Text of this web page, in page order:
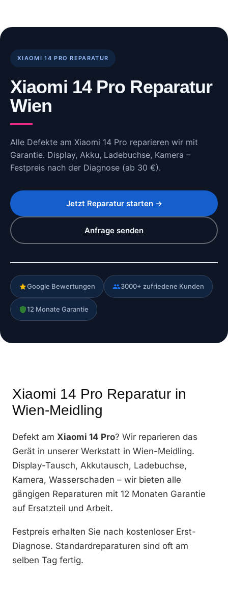
content
XIAOMI 14 PRO REPARATUR
Xiaomi 14 Pro Reparatur
Wien
Alle Defekte am Xiaomi 14 Pro reparieren wir mit
Garantie. Display, Akku, Ladebuchse, Kamera –
Festpreis nach der Diagnose (ab 30 €).
Jetzt Reparatur starten →
Anfrage senden
Google Bewertungen 3000+ zufriedene Kunden
12 Monate Garantie
Xiaomi 14 Pro Reparatur in
Wien-Meidling
Defekt am Xiaomi 14 Pro? Wir reparieren das
Gerät in unserer Werkstatt in Wien-Meidling.
Display-Tausch, Akkutausch, Ladebuchse,
Kamera, Wasserschaden – wir bieten alle
gängigen Reparaturen mit 12 Monaten Garantie
auf Ersatzteil und Arbeit.
Festpreis erhalten Sie nach kostenloser Erst-
Diagnose. Standardreparaturen sind oft am
selben Tag fertig.